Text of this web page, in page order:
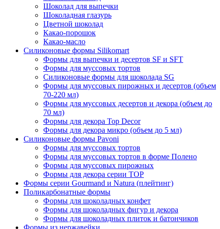
Шоколад для выпечки
Шоколадная глазурь
Цветной шоколад
Какао-порошок
Какао-масло
Силиконовые формы Silikomart
Формы для выпечки и десертов SF и SFT
Формы для муссовых тортов
Силиконовые формы для шоколада SG
Формы для муссовых пирожных и десертов (объем
70-220 мл)
Формы для муссовых десертов и декора (объем до
70 мл)
Формы для декора Top Decor
Формы для декора микро (объем до 5 мл)
Силиконовые формы Pavoni
Формы для муссовых тортов
Формы для муссовых тортов в форме Полено
Формы для муссовых пирожных
Формы для декора серии TOP
Формы серии Gourmand и Natura (плейтинг)
Поликарбонатные формы
Формы для шоколадных конфет
Формы для шоколадных фигур и декора
Формы для шоколадных плиток и батончиков
Формы из нержавейки